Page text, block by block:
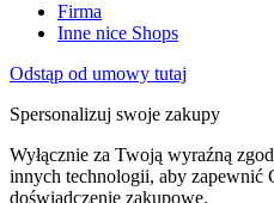
Firma
Inne nice Shops
Odstąp od umowy tutaj
Spersonalizuj swoje zakupy
Wyłącznie za Twoją wyraźną
innych technologii, aby zapewnić
doświadczenie zakupowe.